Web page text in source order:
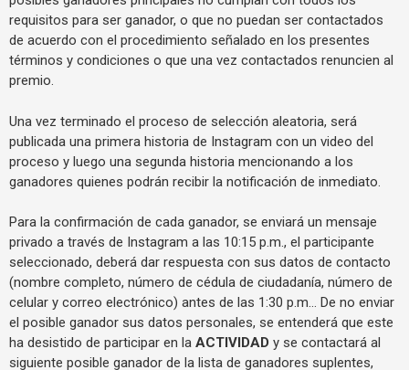
requisitos para ser ganador, o que no puedan ser contactados
de acuerdo con el procedimiento señalado en los presentes
términos y condiciones o que una vez contactados renuncien al
premio.
Una vez terminado el proceso de selección aleatoria, será
publicada una primera historia de Instagram con un video del
proceso y luego una segunda historia mencionando a los
ganadores quienes podrán recibir la notificación de inmediato.
Para la confirmación de cada ganador, se enviará un mensaje
privado a través de Instagram a las 10:15 p.m., el participante
seleccionado, deberá dar respuesta con sus datos de contacto
(nombre completo, número de cédula de ciudadanía, número de
celular y correo electrónico) antes de las 1:30 p.m… De no enviar
el posible ganador sus datos personales, se entenderá que este
ha desistido de participar en la ACTIVIDAD y se contactará al
siguiente posible ganador de la lista de ganadores suplentes,